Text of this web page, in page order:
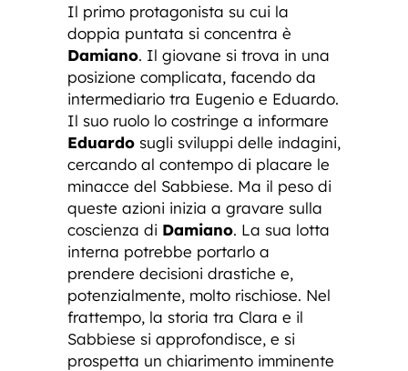
Il primo protagonista su cui la
doppia puntata si concentra è
Damiano. Il giovane si trova in una
posizione complicata, facendo da
intermediario tra Eugenio e Eduardo.
Il suo ruolo lo costringe a informare
Eduardo sugli sviluppi delle indagini,
cercando al contempo di placare le
minacce del Sabbiese. Ma il peso di
queste azioni inizia a gravare sulla
coscienza di Damiano. La sua lotta
interna potrebbe portarlo a
prendere decisioni drastiche e,
potenzialmente, molto rischiose. Nel
frattempo, la storia tra Clara e il
Sabbiese si approfondisce, e si
prospetta un chiarimento imminente